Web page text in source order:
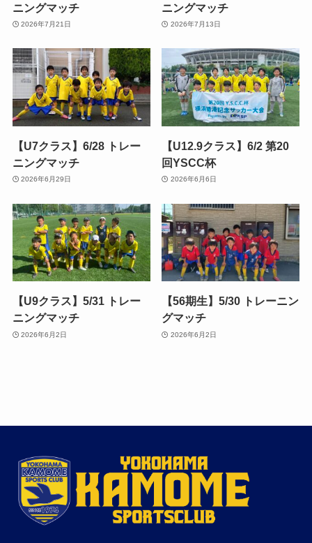
ニングマッチ
2026年7月21日
ニングマッチ
2026年7月13日
【U7クラス】6/28 トレー
ニングマッチ
2026年6月29日
【U12.9クラス】6/2 第20
回YSCC杯
2026年6月6日
【U9クラス】5/31 トレー
ニングマッチ
2026年6月2日
【56期生】5/30 トレーニン
グマッチ
2026年6月2日